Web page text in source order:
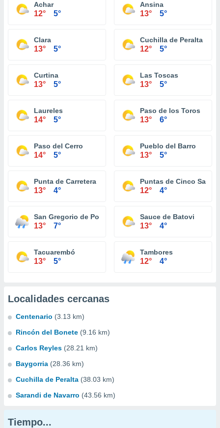
Achar
12° 5°
Ansina
13° 5°
Clara
13° 5°
Cuchilla de Peralta
12° 5°
Curtina
13° 5°
Las Toscas
13° 5°
Laureles
14° 5°
Paso de los Toros
13° 6°
Paso del Cerro
14° 5°
Pueblo del Barro
13° 5°
Punta de Carretera
13° 4°
Puntas de Cinco
12° 4°
San Gregorio de Polanco
13° 7°
Sauce de Batovi
13° 4°
Tacuarembó
13° 5°
Tambores
12° 4°
Localidades cercanas
Centenario (3.13 km)
Rincón del Bonete (9.16 km)
Carlos Reyles (28.21 km)
Baygorria (28.36 km)
Cuchilla de Peralta (38.03 km)
Sarandi de Navarro (43.56 km)
Tiempo...